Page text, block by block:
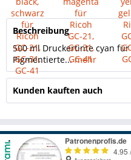
Beschreibung
500 ml Druckertinte cyan für
Pigmentierte...mehr
Kunden kauften auch